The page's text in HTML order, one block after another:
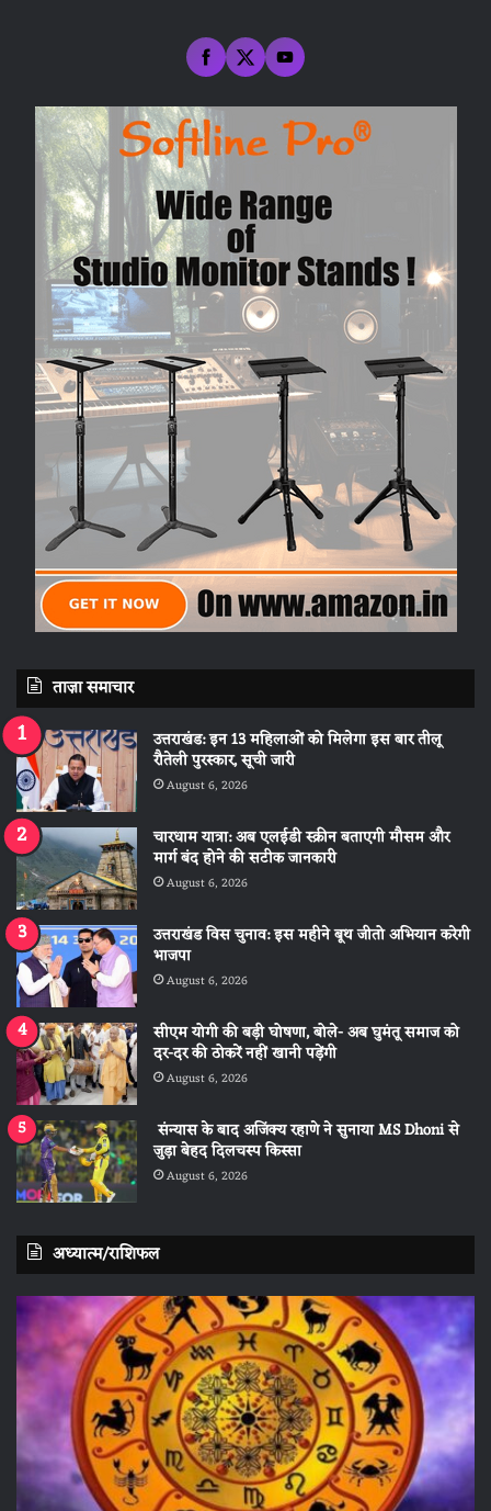
ताज़ा समाचार
उत्तराखंड: इन 13 महिलाओं को मिलेगा इस बार तीलू
रौतेली पुरस्कार, सूची जारी
August 6, 2026
चारधाम यात्रा: अब एलईडी स्क्रीन बताएगी मौसम और
मार्ग बंद होने की सटीक जानकारी
August 6, 2026
उत्तराखंड विस चुनाव: इस महीने बूथ जीतो अभियान करेगी
भाजपा
August 6, 2026
सीएम योगी की बड़ी घोषणा, बोले- अब घुमंतू समाज को
दर-दर की ठोकरें नहीं खानी पड़ेंगी
August 6, 2026
संन्यास के बाद अजिंक्‍य रहाणे ने सुनाया MS Dhoni से
जुड़ा बेहद दिलचस्प किस्सा
August 6, 2026
अध्यात्म/राशिफल